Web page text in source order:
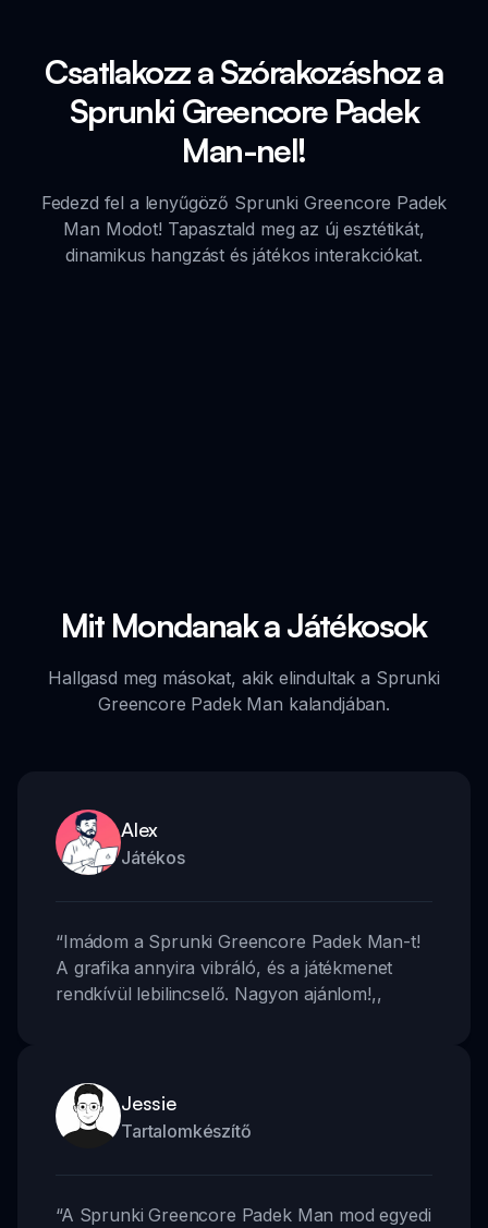
Csatlakozz a Szórakozáshoz a
Sprunki Greencore Padek
Man-nel!
Fedezd fel a lenyűgöző Sprunki Greencore Padek
Man Modot! Tapasztald meg az új esztétikát,
dinamikus hangzást és játékos interakciókat.
Mit Mondanak a Játékosok
Hallgasd meg másokat, akik elindultak a Sprunki
Greencore Padek Man kalandjában.
Alex
Játékos
“Imádom a Sprunki Greencore Padek Man-t!
A grafika annyira vibráló, és a játékmenet
rendkívül lebilincselő. Nagyon ajánlom!,,
Jessie
Tartalomkészítő
“A Sprunki Greencore Padek Man mod egyedi